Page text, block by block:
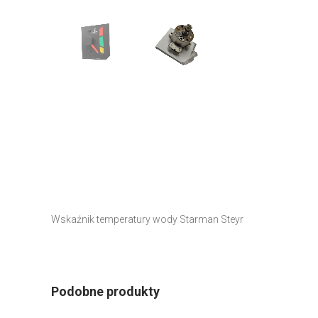
Wskaźnik temperatury wody Starman Steyr
Podobne produkty